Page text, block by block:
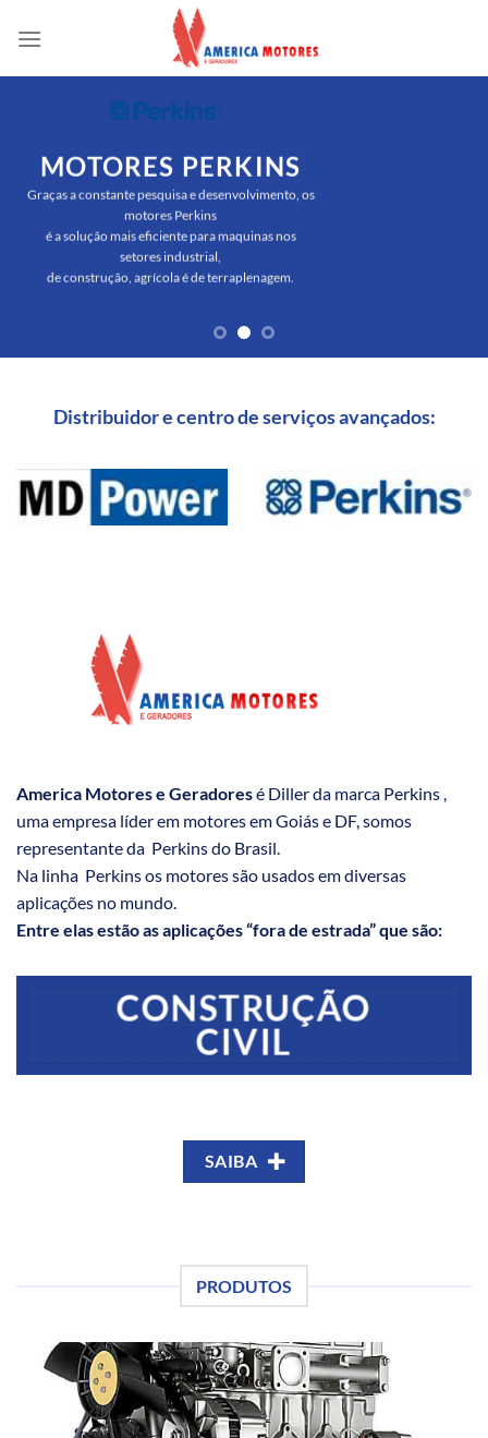
MOTORES PERKINS
Graças a constante pesquisa e desenvolvimento, os
motores Perkins
é a solução mais eficiente para maquinas nos
setores industrial,
de construção, agrícola é de terraplenagem.
Distribuidor e centro de serviços avançados:
America Motores e Geradoresé Diller da marca Perkins ,
uma empresa líder em motores em Goiás e DF, somos
representante da Perkins do Brasil.
Na linha Perkins os motores são usados em diversas
aplicações no mundo.
Entre elas estão as aplicações “fora de estrada” que são:
CONSTRUÇÃO
CIVIL
SAIBA
PRODUTOS